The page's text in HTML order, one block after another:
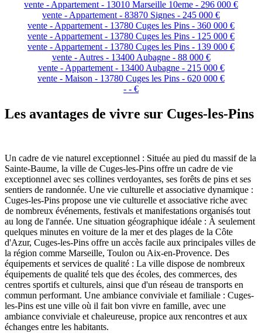
vente - Appartement - 13010 Marseille 10eme - 296 000 €
vente - Appartement - 83870 Signes - 245 000 €
vente - Appartement - 13780 Cuges les Pins - 360 000 €
vente - Appartement - 13780 Cuges les Pins - 125 000 €
vente - Appartement - 13780 Cuges les Pins - 139 000 €
vente - Autres - 13400 Aubagne - 88 000 €
vente - Appartement - 13400 Aubagne - 215 000 €
vente - Maison - 13780 Cuges les Pins - 620 000 €
- - €
Les avantages de vivre sur Cuges-les-Pins
Un cadre de vie naturel exceptionnel : Située au pied du massif de la
Sainte-Baume, la ville de Cuges-les-Pins offre un cadre de vie
exceptionnel avec ses collines verdoyantes, ses forêts de pins et ses
sentiers de randonnée. Une vie culturelle et associative dynamique :
Cuges-les-Pins propose une vie culturelle et associative riche avec
de nombreux événements, festivals et manifestations organisés tout
au long de l'année. Une situation géographique idéale : À seulement
quelques minutes en voiture de la mer et des plages de la Côte
d'Azur, Cuges-les-Pins offre un accès facile aux principales villes de
la région comme Marseille, Toulon ou Aix-en-Provence. Des
équipements et services de qualité : La ville dispose de nombreux
équipements de qualité tels que des écoles, des commerces, des
centres sportifs et culturels, ainsi que d'un réseau de transports en
commun performant. Une ambiance conviviale et familiale : Cuges-
les-Pins est une ville où il fait bon vivre en famille, avec une
ambiance conviviale et chaleureuse, propice aux rencontres et aux
échanges entre les habitants.